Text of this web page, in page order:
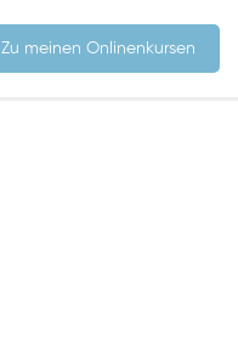
Zu meinen Onlinenkursen